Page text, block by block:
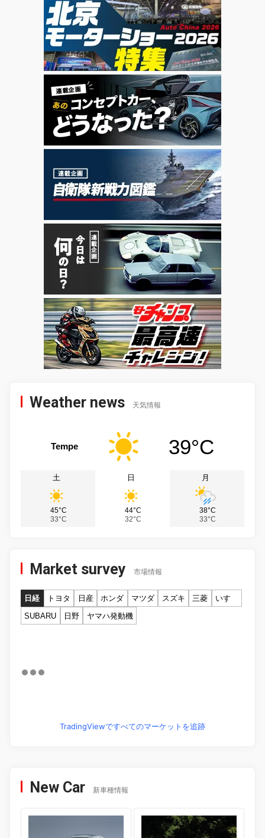
Weather news 天気情報
Tempe 39°C
土
45°C
33°C
日
44°C
32°C
月
38°C
33°C
Market survey 市場情報
日経 トヨタ 日産 ホンダ マツダ スズキ 三菱
いすゞ
SUBARU
日野 ヤマハ発動機
TradingViewですべてのマーケットを追跡
New Car 新車種情報